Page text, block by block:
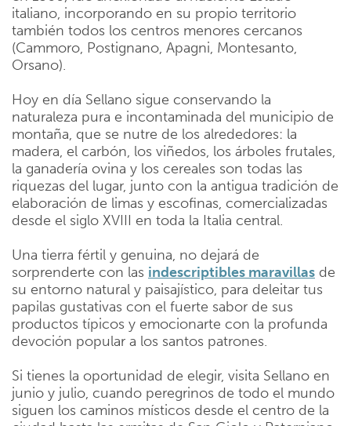
italiano, incorporando en su propio territorio
también todos los centros menores cercanos
(Cammoro, Postignano, Apagni, Montesanto,
Orsano).
Hoy en día Sellano sigue conservando la
naturaleza pura e incontaminada del municipio de
montaña, que se nutre de los alrededores: la
madera, el carbón, los viñedos, los árboles frutales,
la ganadería ovina y los cereales son todas las
riquezas del lugar, junto con la antigua tradición de
elaboración de limas y escofinas, comercializadas
desde el siglo XVIII en toda la Italia central.
Una tierra fértil y genuina, no dejará de
sorprenderte con las indescriptibles maravillas de
su entorno natural y paisajístico, para deleitar tus
papilas gustativas con el fuerte sabor de sus
productos típicos y emocionarte con la profunda
devoción popular a los santos patrones.
Si tienes la oportunidad de elegir, visita Sellano en
junio y julio, cuando peregrinos de todo el mundo
siguen los caminos místicos desde el centro de la